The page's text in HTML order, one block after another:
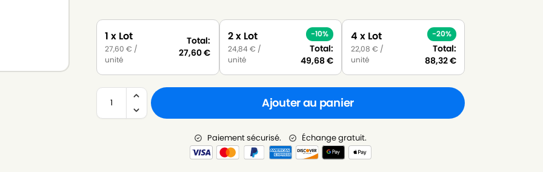
1 x Lot
27,60€ /
unité
Total:
27,60€
2 x Lot
24,84€ /
unité
-10%
Total:
49,68€
4 x Lot
22,08 € /
unité
-20%
Total:
88,32€
Ajouter au panier
Paiement sécurisé. Échange gratuit.